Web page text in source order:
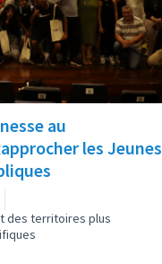
au
les Jeunes
des territoires plus